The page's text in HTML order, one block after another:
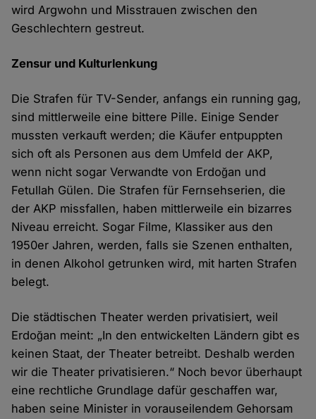
wird Argwohn und Misstrauen zwischen den
Geschlechtern gestreut.
Zensur und Kulturlenkung
Die Strafen für TV-Sender, anfangs ein running gag,
sind mittlerweile eine bittere Pille. Einige Sender
mussten verkauft werden; die Käufer entpuppten
sich oft als Personen aus dem Umfeld der AKP,
wenn nicht sogar Verwandte von Erdoğan und
Fetullah Gülen. Die Strafen für Fernsehserien, die
der AKP missfallen, haben mittlerweile ein bizarres
Niveau erreicht. Sogar Filme, Klassiker aus den
1950er Jahren, werden, falls sie Szenen enthalten,
in denen Alkohol getrunken wird, mit harten Strafen
belegt.
Die städtischen Theater werden privatisiert, weil
Erdoğan meint: „In den entwickelten Ländern gibt es
keinen Staat, der Theater betreibt. Deshalb werden
wir die Theater privatisieren.“ Noch bevor überhaupt
eine rechtliche Grundlage dafür geschaffen war,
haben seine Minister in vorauseilendem Gehorsam